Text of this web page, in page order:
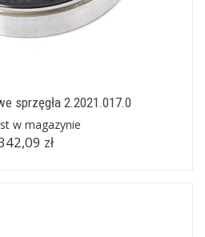
sprzęgła 2.2021.017.0
w magazynie
zł